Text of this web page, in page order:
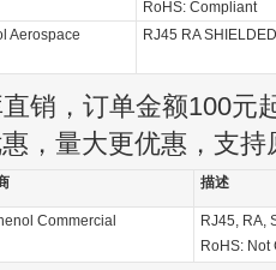
RoHS: Compliant
Aerospace RJ45 RA
销，订单金额100元
，量大更优惠，支持
描述
Commercial
RJ45, RA,
RoHS: Not